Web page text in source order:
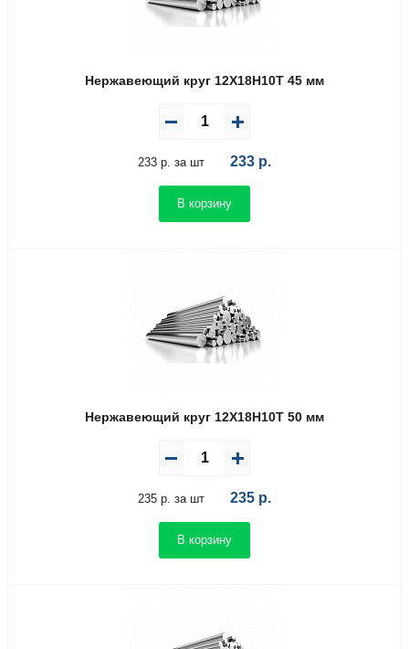
Нержавеющий круг 12Х18Н10Т 45 мм
233 р. за шт 233 р.
В корзину
Нержавеющий круг 12Х18Н10Т 50 мм
235 р. за шт 235 р.
В корзину